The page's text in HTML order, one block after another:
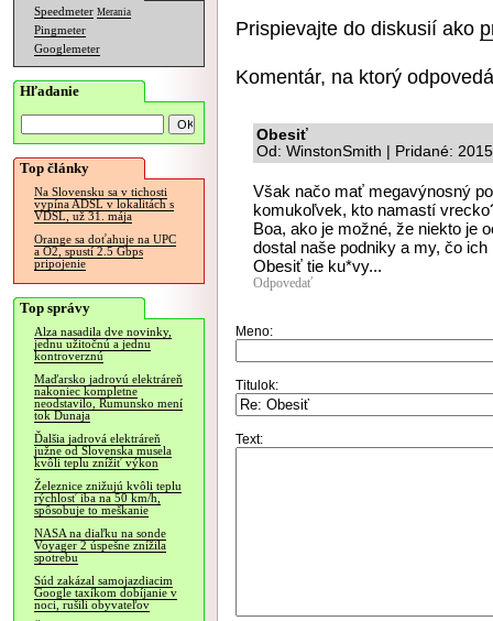
Speedmeter Merania
Pingmeter
Googlemeter
Hľadanie
Top články
Na Slovensku sa v tichosti
vypína ADSL v lokalitách s
VDSL, už 31. mája
Orange sa doťahuje na UPC
a O2, spustí 2.5 Gbps
pripojenie
Top správy
Alza nasadila dve novinky,
jednu užitočnú a jednu
kontroverznú
Maďarsko jadrovú elektráreň
nakoniec kompletne
neodstavilo, Rumunsko mení
tok Dunaja
Ďalšia jadrová elektráreň
južne od Slovenska musela
kvôli teplu znížiť výkon
Železnice znižujú kvôli teplu
rýchlosť iba na 50 km/h,
spôsobuje to meškanie
NASA na diaľku na sonde
Voyager 2 úspešne znížila
spotrebu
Súd zakázal samojazdiacim
Google taxíkom dobíjanie v
noci, rušili obyvateľov
Prispievajte do diskusií ako
Komentár, na ktorý
Obesiť
Od: WinstonSmith | Pridané:
Však načo mať megavýnosný
komukoľvek, kto namastí
Boa, ako je možné, že niekto je
dostal naše podniky a my, čo
Obesiť tie ku*vy...
Odpovedať
Meno:
Titulok:
Text: